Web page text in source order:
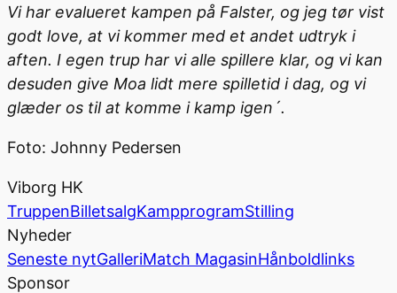
Vi har evalueret kampen på Falster, og jeg tør vist
godt love, at vi kommer med et andet udtryk i
aften. I egen trup har vi alle spillere klar, og vi kan
desuden give Moa lidt mere spilletid i dag, og vi
glæder os til at komme i kamp igen´.
Foto: Johnny Pedersen
Viborg HK
TruppenBilletsalgKampprogramStilling
Nyheder
Seneste nytGalleriMatch MagasinHånboldlinks
Sponsor